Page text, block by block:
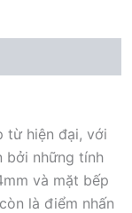
từ hiện đại, với
bởi những tính
và mặt bếp
là điểm nhấn